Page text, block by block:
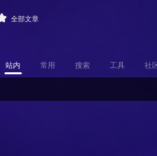
全部文章
站内 常用 搜索 工具 社